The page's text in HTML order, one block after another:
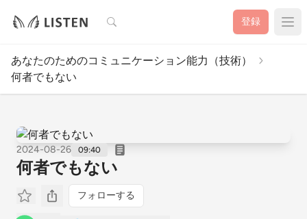
検索 登録
あなたのためのコミュニケーション能力（技術）
何者でもない
2024-08-26 09:40
何者でもない
フォローする